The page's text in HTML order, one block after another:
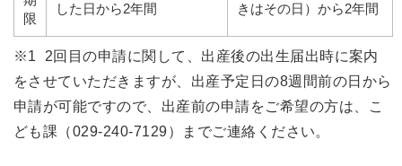
限
した日から2年間
きはその日）から2年間
※1 2回目の申請に関して、出産後の出生届出時に案内
をさせていただきますが、出産予定日の8週間前の日から
申請が可能ですので、出産前の申請をご希望の方は、こ
ども課（029-240-7129）までご連絡ください。